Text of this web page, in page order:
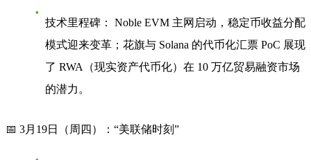
技术里程碑：
Noble EVM 主网启动，稳定币收益分配
模式迎来变革；花旗与 Solana 的代币化汇票 PoC 展现
了 RWA（现实资产代币化）在 10 万亿贸易融资市场
的潜力。
📅 3月19日（周四）：“美联储时刻”